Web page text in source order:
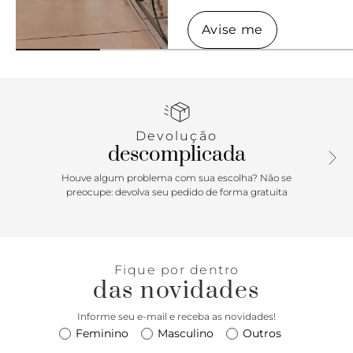
Avise me
Avise me
Devolução
descomplicada
Houve algum problema com sua escolha? Não se
preocupe: devolva seu pedido de forma gratuita
Fique por dentro
das novidades
Informe seu e-mail e receba as novidades!
Feminino Masculino Outros